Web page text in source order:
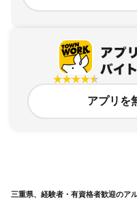
アプリを
三重県、経験者・有資格者歓迎のア